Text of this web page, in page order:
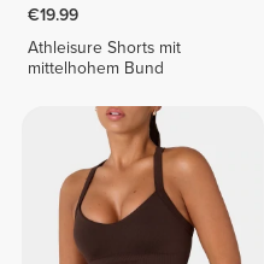
€19.99
Athleisure Shorts mit
mittelhohem Bund